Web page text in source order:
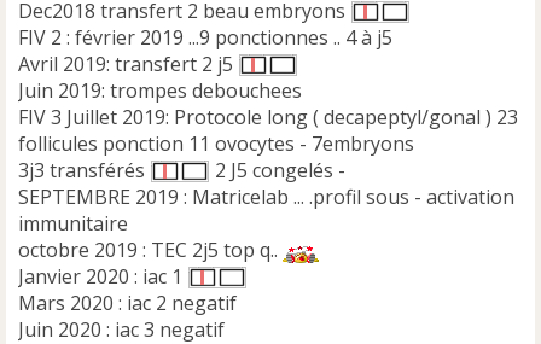
Dec2018 transfert 2 beau embryons
FIV 2 : février 2019 ...9 ponctionnes .. 4 à j5
Avril 2019: transfert 2 j5
Juin 2019: trompes debouchees
FIV 3 Juillet 2019: Protocole long ( decapeptyl/gonal ) 23
follicules ponction 11 ovocytes - 7embryons
3j3 transférés
2 J5 congelés -
SEPTEMBRE 2019 : Matricelab ... .profil sous - activation
immunitaire
octobre 2019 : TEC 2j5 top q..
Janvier 2020 : iac 1
Mars 2020 : iac 2 negatif
Juin 2020 : iac 3 negatif